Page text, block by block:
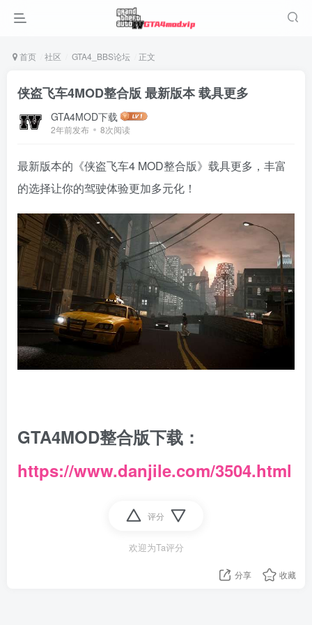
首页 社区 GTA4_BBS论坛 正文
侠盗飞车4MOD整合版 最新版本 载具更多
GTA4MOD下载
2年前发布 8次阅读
最新版本的《侠盗飞车4 MOD整合版》载具更多，丰富
的选择让你的驾驶体验更加多元化！
GTA4MOD整合版下载：
https://www.danjile.com/3504.html
评分
欢迎为Ta评分
分享 收藏